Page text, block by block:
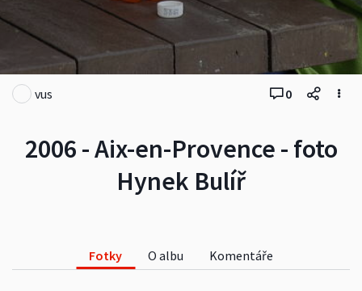
2006 - Aix-en-Provence - foto
Hynek Bulíř
vus 0
Fotky O albu Komentáře